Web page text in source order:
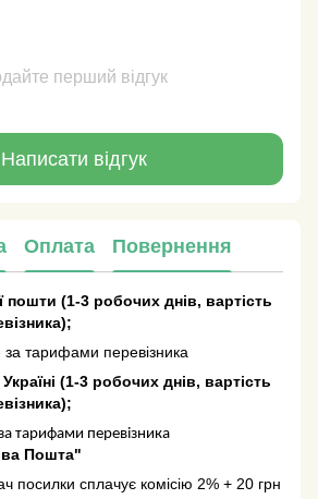
перший відгук
Написати відгук
Оплата Повернення
пошти (1-3 робочих днів, вартість
за тарифами перевізника
(1-3 робочих днів, вартість
тарифами перевізника
Пошта"
посилки сплачує комісію 2% + 20 грн